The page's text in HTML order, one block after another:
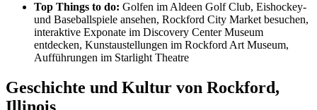
Top Things to do: Golfen im Aldeen Golf Club, Eishockey-
und Baseballspiele ansehen, Rockford City Market besuchen,
interaktive Exponate im Discovery Center Museum
entdecken, Kunstaustellungen im Rockford Art Museum,
Aufführungen im Starlight Theatre
Geschichte und Kultur von Rockford,